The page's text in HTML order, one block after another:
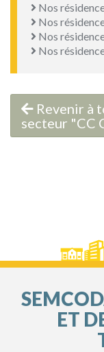
Nos
Nos
Nos
Nos
Revenir à
secteur "CC
ET